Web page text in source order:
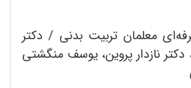
معلمان تربیت بدنی / دکتر
نازدار پروین، یوسف منگشتی